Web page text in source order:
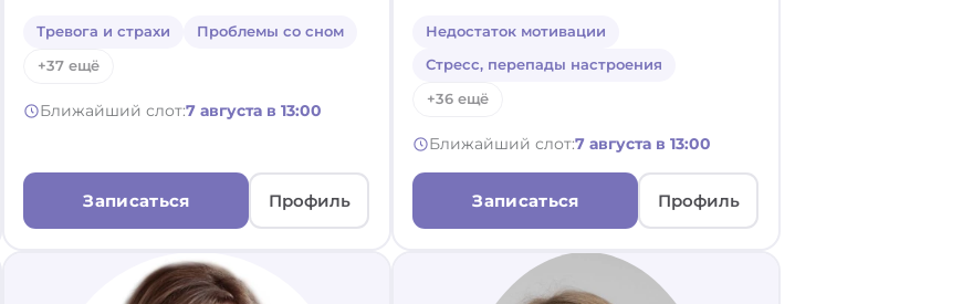
Тревога и страхи Проблемы со сном
+37 ещё
Ближайший слот:7 августа в 13:00
Записаться Профиль
Недостаток мотивации
Стресс, перепады настроения
+36 ещё
Ближайший слот:7 августа в 13:00
Записаться Профиль